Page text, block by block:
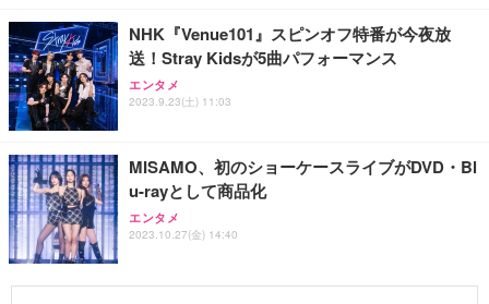
NHK『Venue101』スピンオフ特番が今夜放
送！Stray Kidsが5曲パフォーマンス
エンタメ
2023.9.23(土) 11:03
MISAMO、初のショーケースライブがDVD・Bl
u-rayとして商品化
エンタメ
2023.10.27(金) 14:40